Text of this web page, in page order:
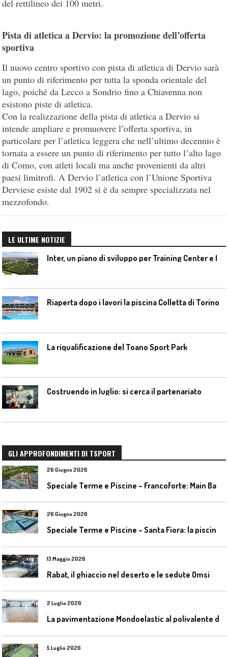
del rettilineo dei 100 metri.
Pista di atletica a Dervio: la promozione dell’offerta
sportiva
Il nuovo centro sportivo con pista di atletica di Dervio sarà
un punto di riferimento per tutta la sponda orientale del
lago, poiché da Lecco a Sondrio fino a Chiavenna non
esistono piste di atletica.
Con la realizzazione della pista di atletica a Dervio si
intende ampliare e promuovere l’offerta sportiva, in
particolare per l’atletica leggera che nell’ultimo decennio è
tornata a essere un punto di riferimento per tutto l’alto lago
di Como, con atleti locali ma anche provenienti da altri
paesi limitrofi. A Dervio l’atletica con l’Unione Sportiva
Derviese esiste dal 1902 si è da sempre specializzata nel
mezzofondo.
LE ULTIME NOTIZIE
Riaperta dopo i lavori la piscina Colletta di Torino
La riqualificazione del Toano Sport Park
Costruendo in luglio: si cerca il partenariato
GLI APPROFONDIMENTI DI TSPORT
26 Giugno 2026
26 Giugno 2026
13 Maggio 2026
Rabat, il ghiaccio nel deserto e le sedute Omsi
2 Luglio 2026
5 Luglio 2026